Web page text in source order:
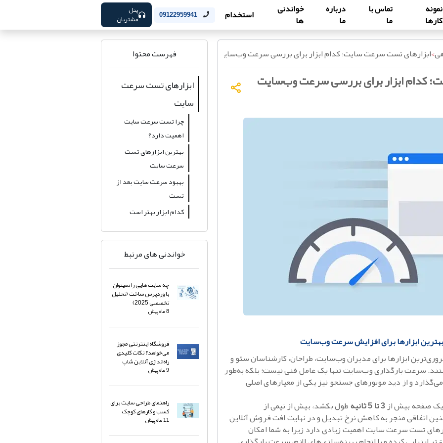
نمونه
کارها
تماس با
ما
درباره
ما
خواندنی
ها استخدام 09122959941 پنل
مشتریان
>ابزارهای تست سرعت سایت؛ کدام ابزار برای بررسی سرعت وب‌سایت بهتر است؟
کدام ابزار برای بررسی سرعت وب‌سایت
ابزارها برای افزایش سرعت وب‌سایت
ابزارها برای مدیران وب‌سایت، طراحان، کارشناسان سئو و
سرعت بارگذاری وب‌سایت تنها یک عامل فنی نیست؛ بلکه به‌طور
و از دید موتورهای جستجو نیز یکی از معیارهای اصلی
یک صفحه بیش از3 تا 5 ثانیه طول بکشد، بیش از نیمی از
اتفاقی منجر به کاهش نرخ تبدیل و در نهایت افت فروش آنلاین
تست سرعت سایت اهمیت زیادی دارد زیرا به شما امکان
فهرست محتوا
ابزارهای تست سرعت
سایت
چرا تست سرعت سایت
اهمیت دارد؟
بهترین ابزارهای تست
سرعت سایت
بهبود سرعت سایت بعد از
تست
کدام ابزار بهتر است
خواندنی های مرتبط
چه سایت هایی را نمیتوان
با وردپرس ساخت (تحلیل
تخصصی 2025)
8 ماه پیش
فروشگاه اینترنتی مجوز
می‌خواهد؟ نکات کلیدی
راه‌اندازی آنلاین شاپ
9 ماه پیش
راهنمای طراحی سایت برای
کسب و کارهای کوچک
11 ماه پیش